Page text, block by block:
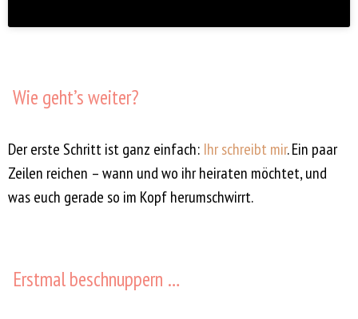
Wie geht’s weiter?
Der erste Schritt ist ganz einfach: Ihr schreibt mir. Ein paar
Zeilen reichen – wann und wo ihr heiraten möchtet, und
was euch gerade so im Kopf herumschwirrt.
Erstmal beschnuppern …